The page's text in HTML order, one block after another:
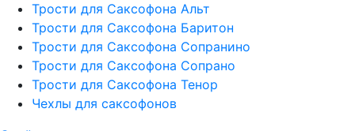
Трости для Саксофона Альт
Трости для Саксофона Баритон
Трости для Саксофона Сопранино
Трости для Саксофона Сопрано
Трости для Саксофона Тенор
Чехлы для саксофонов